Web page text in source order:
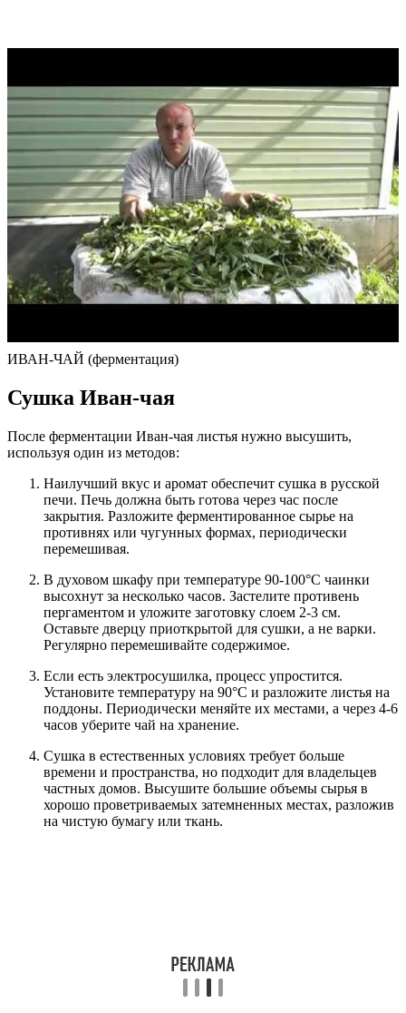
ИВАН-ЧАЙ (ферментация)
Сушка Иван-чая
После ферментации Иван-чая листья нужно высушить,
используя один из методов:
Наилучший вкус и аромат обеспечит сушка в русской
печи. Печь должна быть готова через час после
закрытия. Разложите ферментированное сырье на
противнях или чугунных формах, периодически
перемешивая.
В духовом шкафу при температуре 90-100°C чаинки
высохнут за несколько часов. Застелите противень
пергаментом и уложите заготовку слоем 2-3 см.
Оставьте дверцу приоткрытой для сушки, а не варки.
Регулярно перемешивайте содержимое.
Если есть электросушилка, процесс упростится.
Установите температуру на 90°C и разложите листья на
поддоны. Периодически меняйте их местами, а через 4-6
часов уберите чай на хранение.
Сушка в естественных условиях требует больше
времени и пространства, но подходит для владельцев
частных домов. Высушите большие объемы сырья в
хорошо проветриваемых затемненных местах, разложив
на чистую бумагу или ткань.